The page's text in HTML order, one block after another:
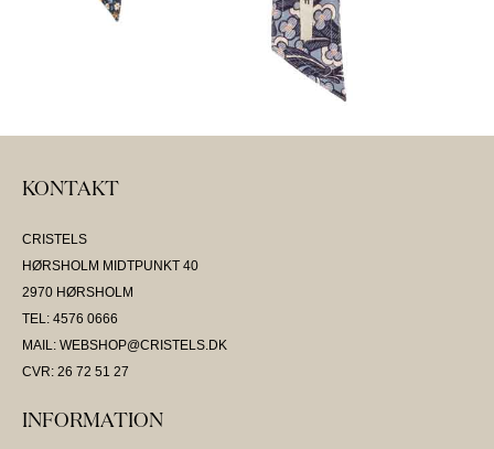
KONTAKT
CRISTELS
HØRSHOLM MIDTPUNKT 40
2970 HØRSHOLM
TEL: 4576 0666
MAIL: WEBSHOP@CRISTELS.DK
CVR: 26 72 51 27
INFORMATION